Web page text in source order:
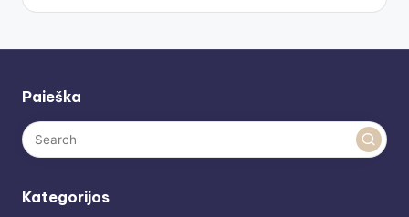
Paieška
Kategorijos